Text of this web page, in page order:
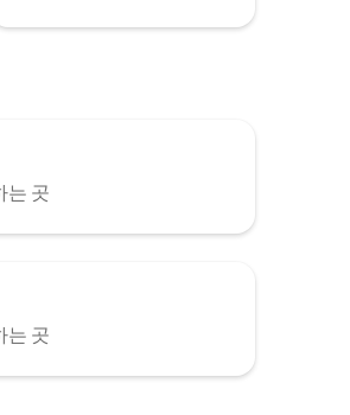
는 곳
는 곳